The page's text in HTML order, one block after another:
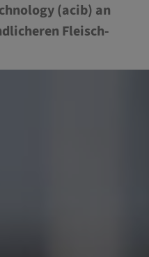
(acib) an
Fleisch-